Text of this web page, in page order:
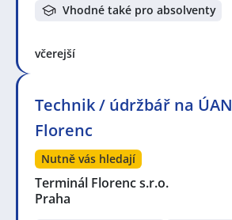
Vhodné také pro absolventy
včerejší
Technik / údržbář na ÚAN
Florenc
Nutně vás hledají
Terminál Florenc s.r.o.
Praha